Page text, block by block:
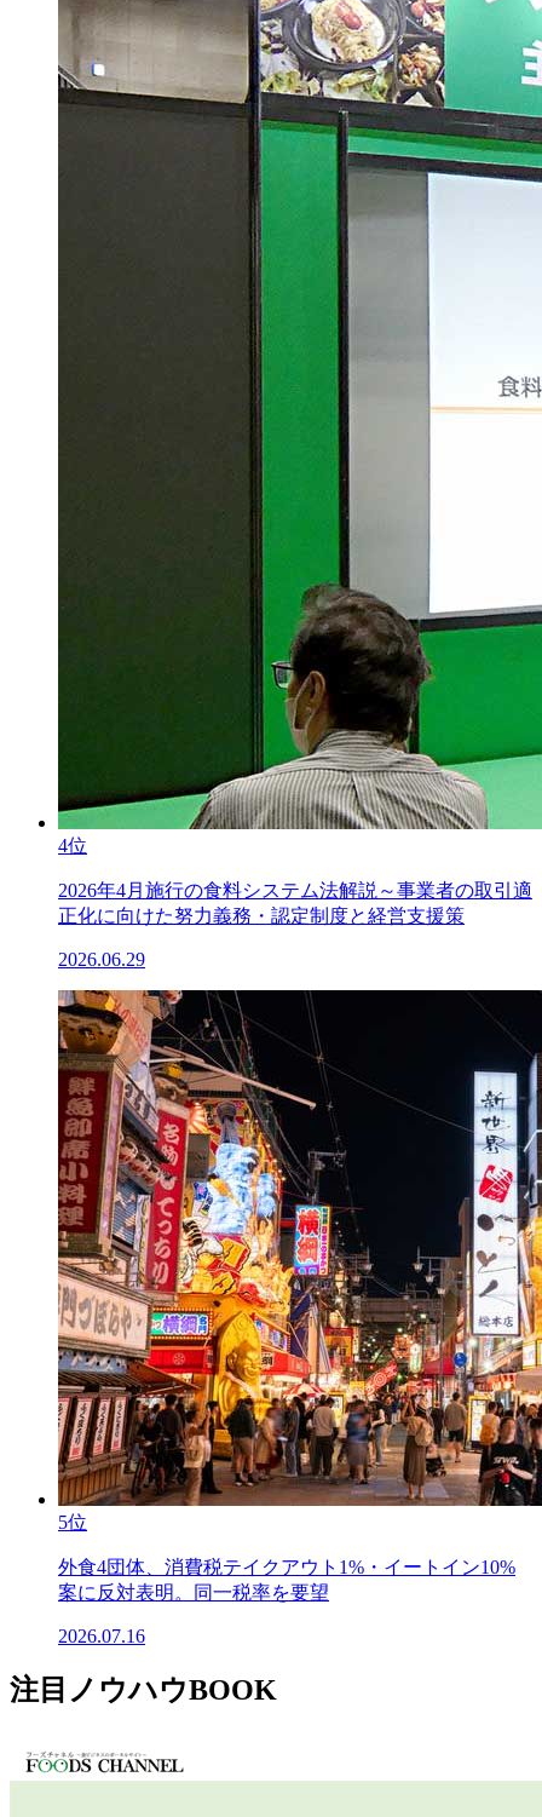
4位
2026年4月施行の食料システム法解説～事業者の取引適
正化に向けた努力義務・認定制度と経営支援策
2026.06.29
5位
外食4団体、消費税テイクアウト1%・イートイン10%
案に反対表明。同一税率を要望
2026.07.16
注目ノウハウBOOK